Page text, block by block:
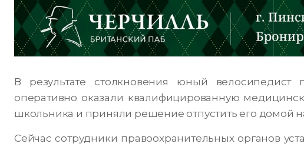
В результате столкновения юный велосипедист
оперативно оказали квалифицированную
школьника и приняли решение отпустить его домой
Сейчас сотрудники правоохранительных органов